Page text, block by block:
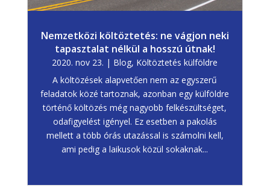
Nemzetközi költöztetés: ne vágjon neki
tapasztalat nélkül a hosszú útnak!
2020. nov 23. | Blog, Költöztetés külföldre
A költözések alapvetően nem az egyszerű
feladatok közé tartoznak, azonban egy külföldre
történő költözés még nagyobb felkészültséget,
odafigyelést igényel. Ez esetben a pakolás
mellett a több órás utazással is számolni kell,
ami pedig a laikusok közül sokaknak...